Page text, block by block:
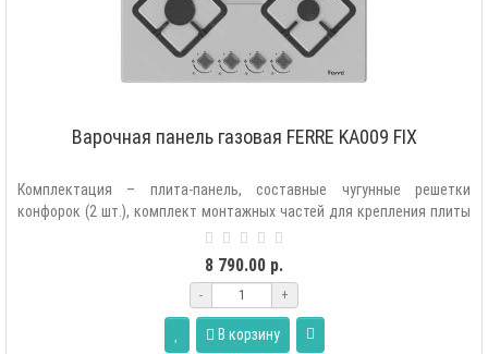
Варочная панель газовая FERRE KA009 FIX
Комплектация – плита-панель, составные чугунные решетки
конфорок (2 шт.), комплект монтажных частей для крепления плиты
8 790.00 р.
- +
В корзину